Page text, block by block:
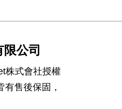
公司
株式會社授權
有售後保固，